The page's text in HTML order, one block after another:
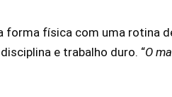
forma física com uma rotina
e trabalho duro. “O